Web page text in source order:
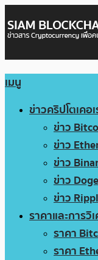
เมนู
ข่าวคริปโตเคอ
ข่าว
ข่าว
ข่าว
ข่าว
ข่าว
ราคาและการวิ
ราคา
ราคา